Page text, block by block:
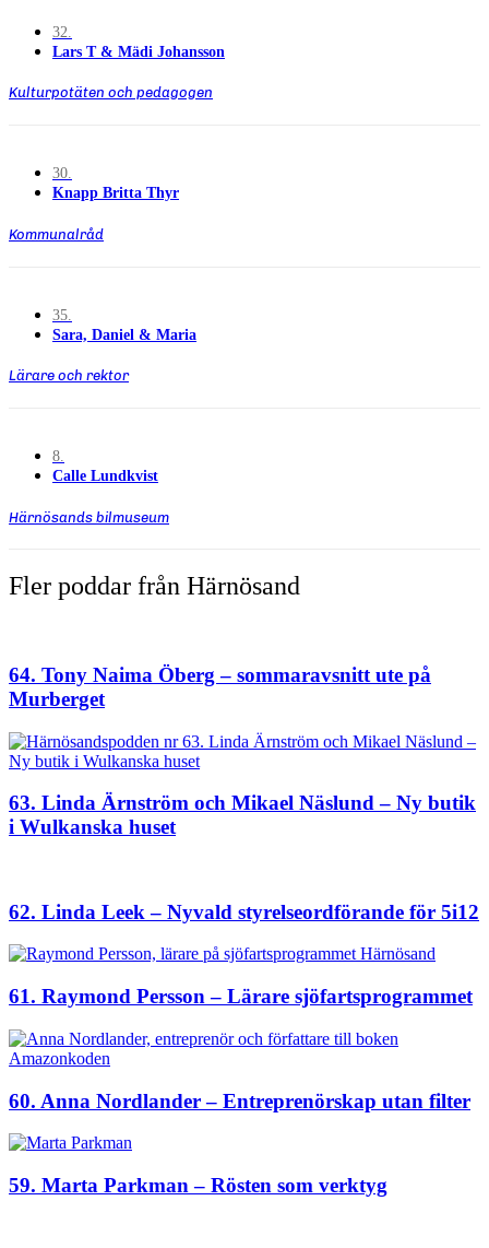
32.
Lars T & Mädi Johansson
Kulturpotäten och pedagogen
30.
Knapp Britta Thyr
Kommunalråd
35.
Sara, Daniel & Maria
Lärare och rektor
8.
Calle Lundkvist
Härnösands bilmuseum
Fler poddar från Härnösand
64. Tony Naima Öberg – sommaravsnitt ute på
Murberget
63. Linda Ärnström och Mikael Näslund – Ny butik
i Wulkanska huset
62. Linda Leek – Nyvald styrelseordförande för 5i12
61. Raymond Persson – Lärare sjöfartsprogrammet
60. Anna Nordlander – Entreprenörskap utan filter
59. Marta Parkman – Rösten som verktyg